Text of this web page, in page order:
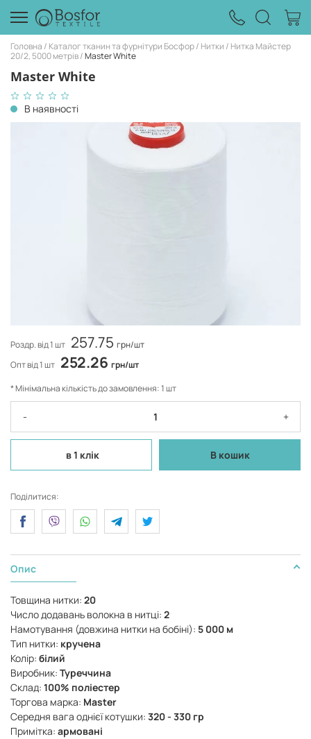
Головна Каталог тканин та фурнітури Босфор Нитки
Нитка Майстер
20/2, 5000 метрів Master White
Master White
В наявності
Роздр. від 1 шт 257.75 грн/шт
Опт від 1 шт 252.26 грн/шт
* Мінімальна кількість до замовлення: 1 шт
- +
в 1 клік В кошик
Поділитися:
Опис
Товщина нитки: 20
Число додавань волокна в нитці: 2
Намотування (довжина нитки на бобіні): 5 000 м
Тип нитки: кручена
Колір: білий
Виробник: Туреччина
Склад: 100% поліестер
Торгова марка: Master
Середня вага однієї котушки: 320 - 330 гр
Примітка: армовані